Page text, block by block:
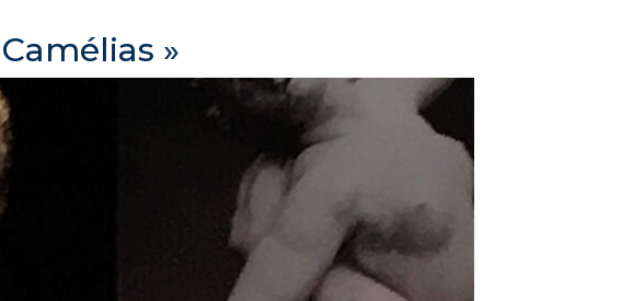
»